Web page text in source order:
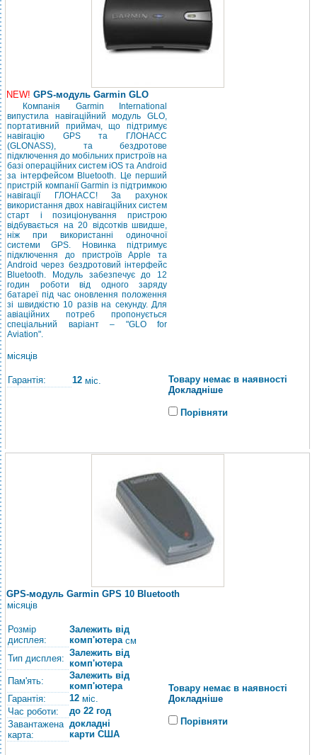
NEW! GPS-модуль Garmin GLO
Компанія Garmin International
випустила навігаційний модуль GLO,
портативний приймач, що підтримує
навігацію GPS та ГЛОНАСС
(GLONASS), та бездротове
підключення до мобільних пристроїв на
базі операційних систем iOS та Android
за інтерфейсом Bluetooth. Це перший
пристрій компанії Garmin із підтримкою
навігації ГЛОНАСС!За рахунок
використання двох навігаційних систем
старт і позиціонування пристрою
відбувається на 20 відсотків швидше,
ніж при використанні одиночної
системи GPS. Новинка підтримує
підключення до пристроїв Apple та
Android через бездротовий інтерфейс
Bluetooth. Модуль забезпечує до 12
годин роботи від одного заряду
батареї під час оновлення положення
зі швидкістю 10 разів на секунду. Для
авіаційних потреб пропонується
спеціальний варіант – "GLO for
Aviation".
місяців
Гарантія: 12 міс.
Товару немає в наявності
Докладніше
Порівняти
GPS-модуль Garmin GPS 10 Bluetooth
місяців
Розмір
дисплея:
Залежить від
комп'ютерасм
Тип дисплея:
Залежить від
комп'ютера
Пам'ять:
Залежить від
комп'ютера
Гарантія:
12 міс.
Час роботи:
до 22 год
Завантажена
карта:
докладні
карти США
Товару немає в наявності
Докладніше
Порівняти